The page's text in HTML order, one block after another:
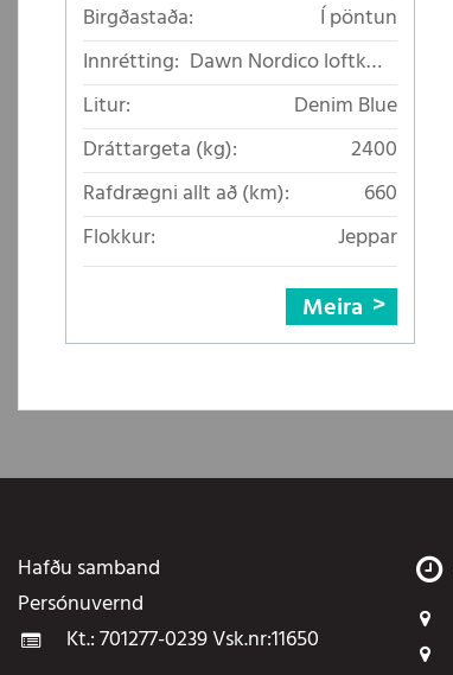
Birgðastaða:
Í pöntun
Innrétting: Dawn Nordico loftkælt
áklæði
Litur:
Denim Blue
Dráttargeta (kg):
2400
Rafdrægni allt að (km):
660
Flokkur:
Jeppar
Meira
Hafðu samband
Persónuvernd
Kt.: 701277-0239 Vsk.nr:11650